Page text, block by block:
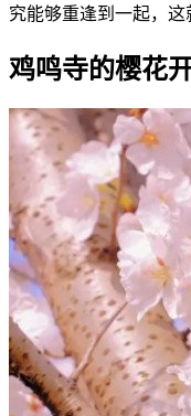
究能够重逢到一起，这
鸡鸣寺的樱花